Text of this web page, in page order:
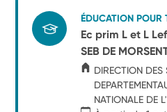
ÉDUCATION POUR
Ec prim L et L
SEB DE
DIRECTION DES
NATIONALE DE